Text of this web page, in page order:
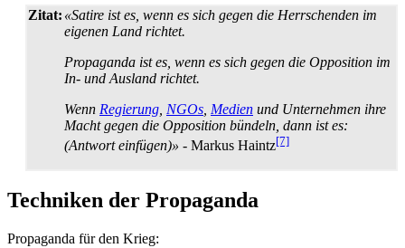
Zitat: «Satire ist es, wenn es sich gegen die Herrschenden im
eigenen Land richtet.
Propaganda ist es, wenn es sich gegen die Opposition im
In- und Ausland richtet.
Wenn Regierung NGOs Medien und Unternehmen ihre
Macht gegen die Opposition bündeln, dann ist es:
(Antwort einfügen)» - Markus Haintz[7]
Techniken der Propaganda
Propaganda für den Krieg: